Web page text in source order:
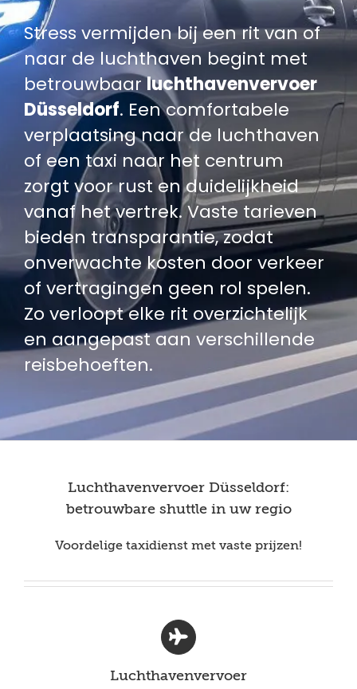
Stress vermijden bij een rit van of
naar de luchthaven begint met
betrouwbaarluchthavenvervoer
Düsseldorf. Een comfortabele
verplaatsing naar de luchthaven
of een taxi naar het centrum
zorgt voor rust en duidelijkheid
vanaf het vertrek. Vaste tarieven
bieden transparantie, zodat
onverwachte kosten door verkeer
of vertragingen geen rol spelen.
Zo verloopt elke rit overzichtelijk
en aangepast aan verschillende
reisbehoeften.
Luchthavenvervoer Düsseldorf:
betrouwbare shuttle in uw regio
Voordelige taxidienst met vaste prijzen!
Luchthavenvervoer